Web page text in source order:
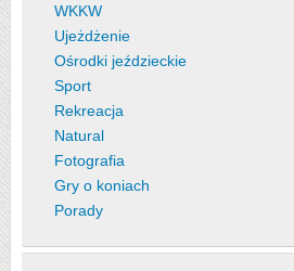
WKKW
Ujeżdżenie
Ośrodki jeździeckie
Sport
Rekreacja
Natural
Fotografia
Gry o koniach
Porady